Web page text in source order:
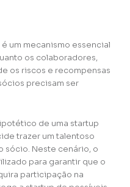
um mecanismo essencial
os colaboradores,
os riscos e recompensas
precisam ser
de uma startup
trazer um talentoso
sócio. Neste cenário, o
para garantir que o
participação na